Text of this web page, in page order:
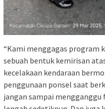
“Kami menggagas program
sebuah bentuk kemirisan
kecelakaan kendaraan
penggunaan ponsel saat
jangan sampai mengganggu